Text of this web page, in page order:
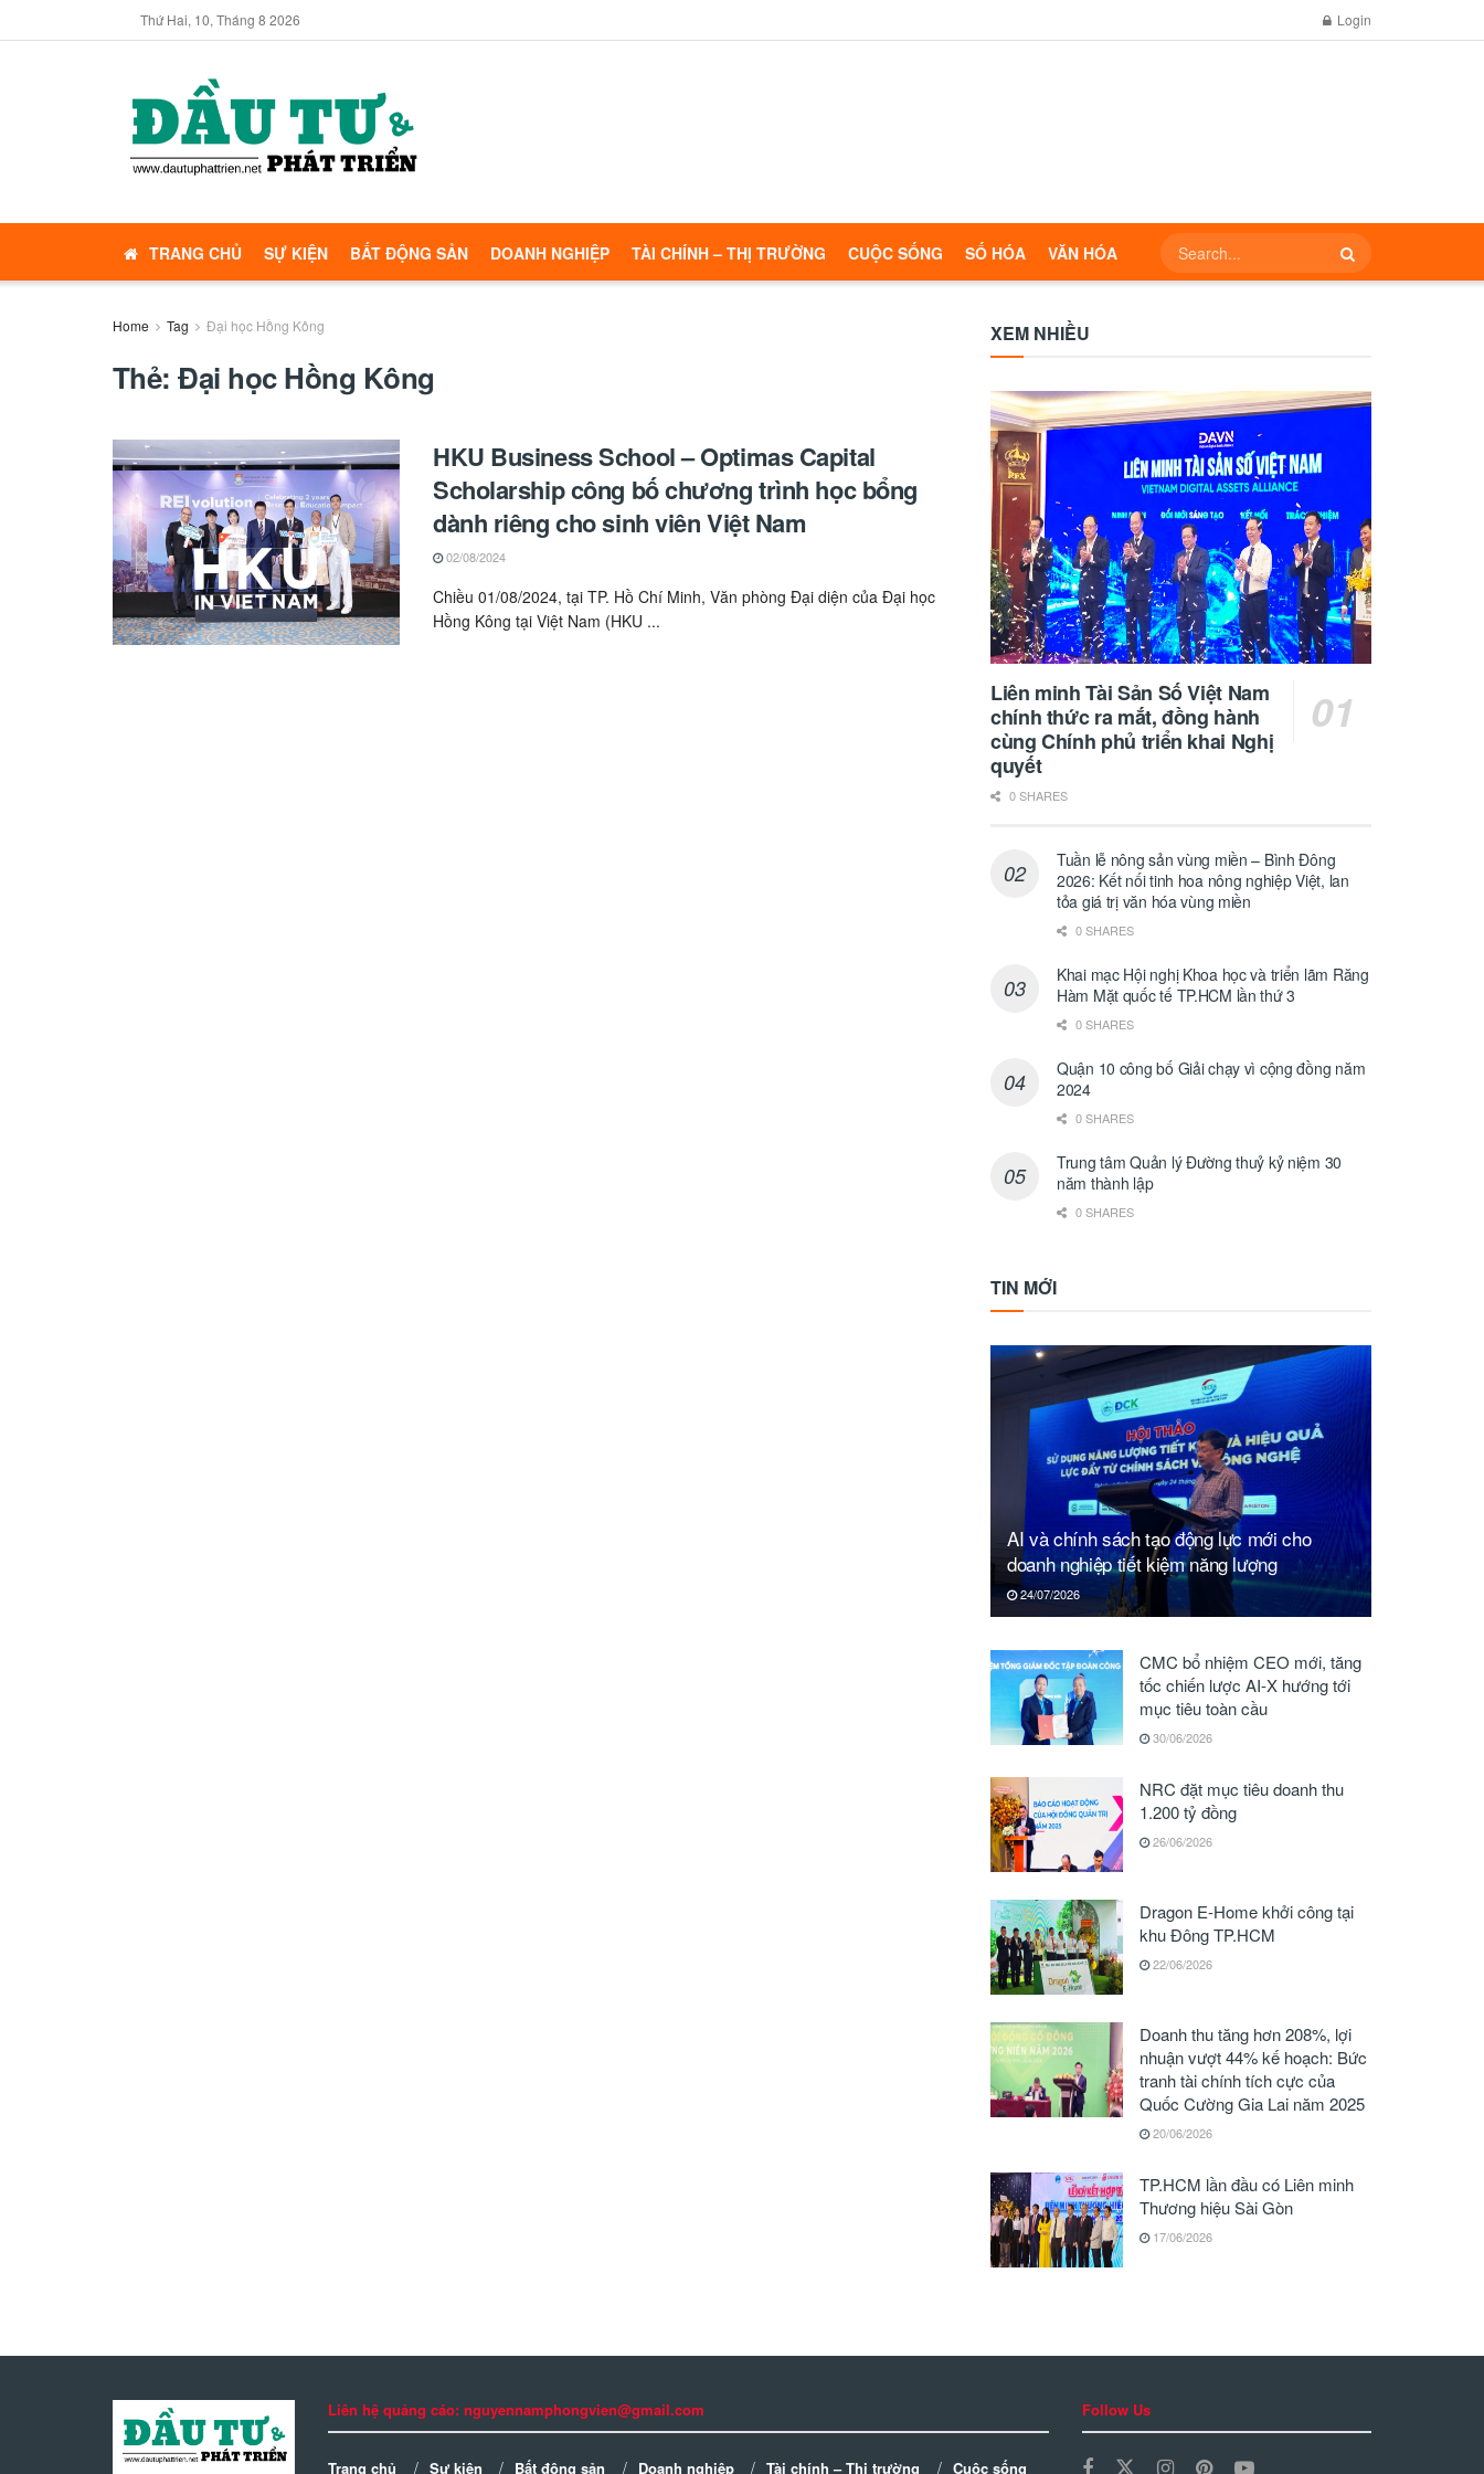
Thứ Hai, 10, Tháng 8 2026 Login
TRANG CHỦ SỰ KIỆN BẤT ĐỘNG SẢN DOANH NGHIỆP TÀI CHÍNH – THỊ TRƯỜNG CUỘC SỐNG SỐ HÓA VĂN HÓA
Home Tag Đại học Hồng Kông
Thẻ:Đại học Hồng Kông
HKU Business School – Optimas Capital
Scholarship công bố chương trình học bổng
dành riêng cho sinh viên Việt Nam
02/08/2024
Chiều 01/08/2024, tại TP. Hồ Chí Minh, Văn phòng Đại diện của Đại học
Hồng Kông tại Việt Nam (HKU ...
XEM NHIỀU
Liên minh Tài Sản Số Việt Nam
chính thức ra mắt, đồng hành
cùng Chính phủ triển khai Nghị
quyết
0 SHARES
Tuần lễ nông sản vùng miền – Bình Đông
2026: Kết nối tinh hoa nông nghiệp Việt, lan
tỏa giá trị văn hóa vùng miền
0 SHARES
Khai mạc Hội nghị Khoa học và triển lãm Răng
Hàm Mặt quốc tế TP.HCM lần thứ 3
0 SHARES
Quận 10 công bố Giải chạy vì cộng đồng năm
2024
0 SHARES
Trung tâm Quản lý Đường thuỷ kỷ niệm 30
năm thành lập
0 SHARES
TIN MỚI
AI và chính sách tạo động lực mới cho
doanh nghiệp tiết kiệm năng lượng
24/07/2026
CMC bổ nhiệm CEO mới, tăng
tốc chiến lược AI-X hướng tới
mục tiêu toàn cầu
30/06/2026
NRC đặt mục tiêu doanh thu
1.200 tỷ đồng
26/06/2026
Dragon E-Home khởi công tại
khu Đông TP.HCM
22/06/2026
Doanh thu tăng hơn 208%, lợi
nhuận vượt 44% kế hoạch: Bức
tranh tài chính tích cực của
Quốc Cường Gia Lai năm 2025
20/06/2026
TP.HCM lần đầu có Liên minh
Thương hiệu Sài Gòn
17/06/2026
Liên hệ quảng cáo: nguyennamphongvien@gmail.com
Trang chủ Sự kiện Bất động sản Doanh nghiệp Tài chính – Thị trường Cuộc sống
Follow Us